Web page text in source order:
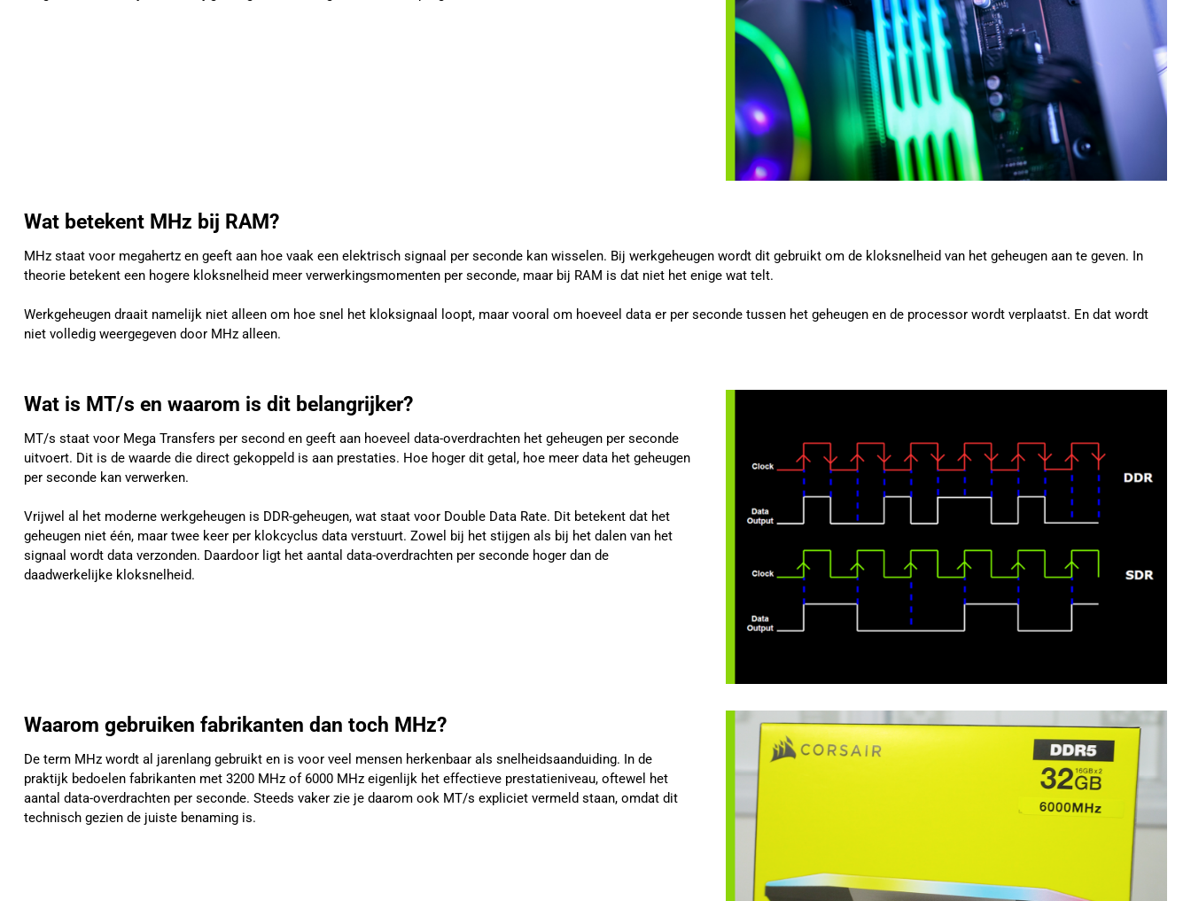
Wat betekent MHz bij RAM?
MHz staat voor megahertz en geeft aan hoe vaak een elektrisch signaal per seconde kan wisselen. Bij werkgeheugen wordt dit gebruikt om de kloksnelheid van het geheugen aan te geven. In
theorie betekent een hogere kloksnelheid meer verwerkingsmomenten per seconde, maar bij RAM is dat niet het enige wat telt.
Werkgeheugen draait namelijk niet alleen om hoe snel het kloksignaal loopt, maar vooral om hoeveel data er per seconde tussen het geheugen en de processor wordt verplaatst. En dat wordt
niet volledig weergegeven door MHz alleen.
Wat is MT/s en waarom is dit belangrijker?
MT/s staat voor Mega Transfers per second en geeft aan hoeveel data-overdrachten het geheugen per seconde
uitvoert. Dit is de waarde die direct gekoppeld is aan prestaties. Hoe hoger dit getal, hoe meer data het geheugen
per seconde kan verwerken.
Vrijwel al het moderne werkgeheugen is DDR-geheugen, wat staat voor Double Data Rate. Dit betekent dat het
geheugen niet één, maar twee keer per klokcyclus data verstuurt. Zowel bij het stijgen als bij het dalen van het
signaal wordt data verzonden. Daardoor ligt het aantal data-overdrachten per seconde hoger dan de
daadwerkelijke kloksnelheid.
Waarom gebruiken fabrikanten dan toch MHz?
De term MHz wordt al jarenlang gebruikt en is voor veel mensen herkenbaar als snelheidsaanduiding. In de
praktijk bedoelen fabrikanten met 3200 MHz of 6000 MHz eigenlijk het effectieve prestatieniveau, oftewel het
aantal data-overdrachten per seconde. Steeds vaker zie je daarom ook MT/s expliciet vermeld staan, omdat dit
technisch gezien de juiste benaming is.